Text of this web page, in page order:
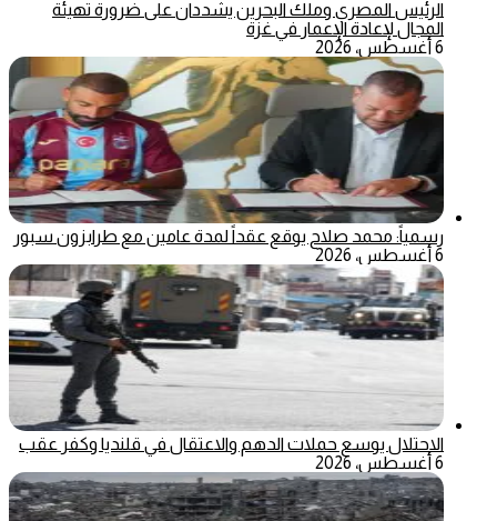
الرئيس المصري وملك البحرين يشددان على ضرورة تهيئة
المجال لإعادة الإعمار في غزة
6 أغسطس، 2026
رسمياً: محمد صلاح يوقع عقداً لمدة عامين مع طرابزون سبور
6 أغسطس، 2026
الاحتلال يوسع حملات الدهم والاعتقال في قلنديا وكفر عقب
6 أغسطس، 2026